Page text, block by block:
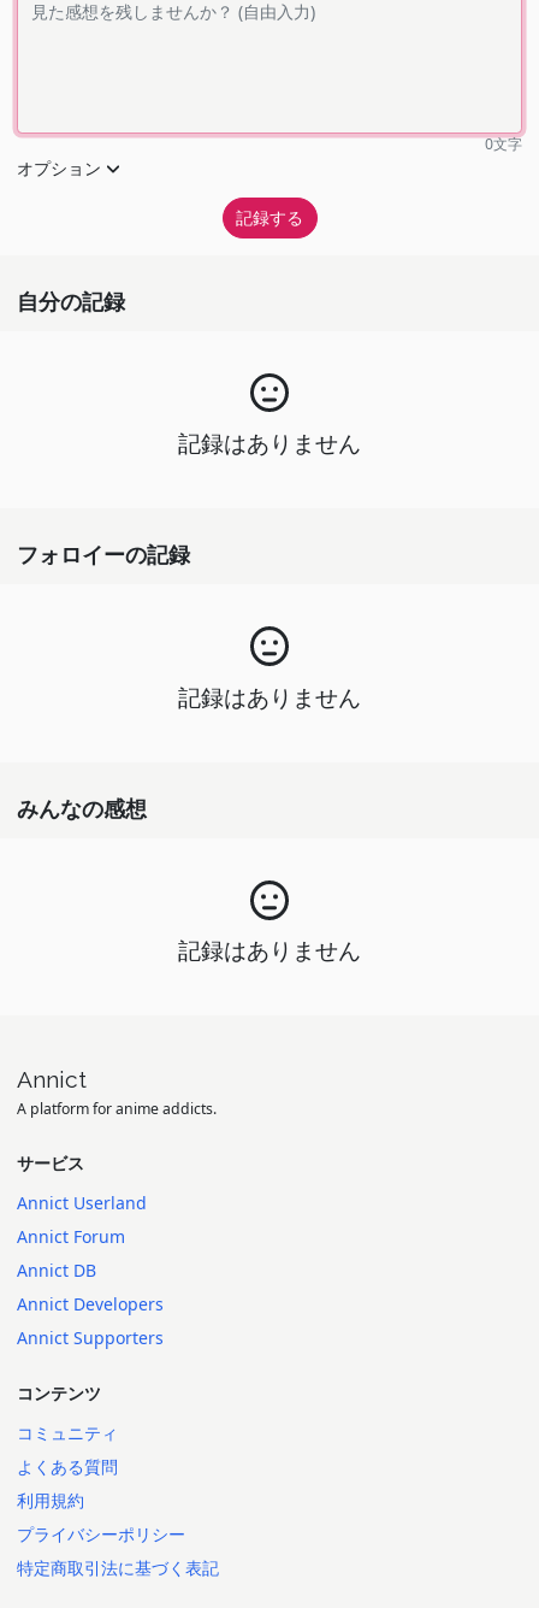
0文字
オプション
自分の記録
記録はありません
フォロイーの記録
記録はありません
みんなの感想
記録はありません
Annict
A platform for anime addicts.
サービス
Annict Userland
Annict Forum
Annict DB
Annict Developers
Annict Supporters
コンテンツ
コミュニティ
よくある質問
利用規約
プライバシーポリシー
特定商取引法に基づく表記